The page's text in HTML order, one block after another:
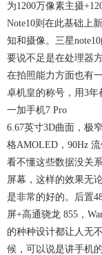
为1200万像素主摄
Note10则在此基础上
知和摄像。三星
要说不足是在处理器
在拍照能力方面也有
卓机皇的称号，用3年
一加手机7 Pro
6.67英寸3D曲面，极
格AMOLED，90Hz
看不懂这些数据没关
屏幕，这样的效果无
是非常的好的。后置
屏+高通骁龙 855，
的种种设计都让人无
候，可以说是讲手机